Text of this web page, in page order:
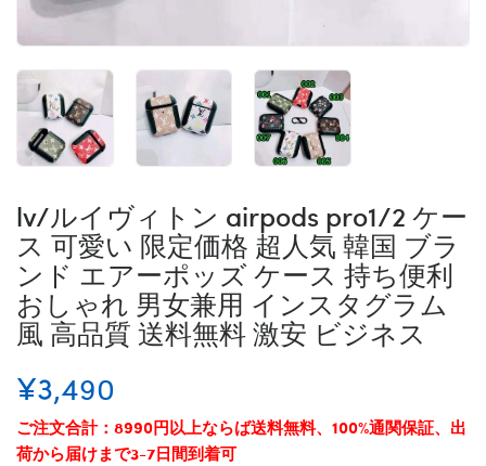
lv/ルイヴィトン airpods pro1/2 ケー
ス 可愛い 限定価格 超人気 韓国 ブラ
ンド エアーポッズ ケース 持ち便利
おしゃれ 男女兼用 インスタグラム
風 高品質 送料無料 激安 ビジネス
¥3,490
ご注文合計：8990円以上ならば送料無料、100%通関保証、出
荷から届けまで3-7日間到着可